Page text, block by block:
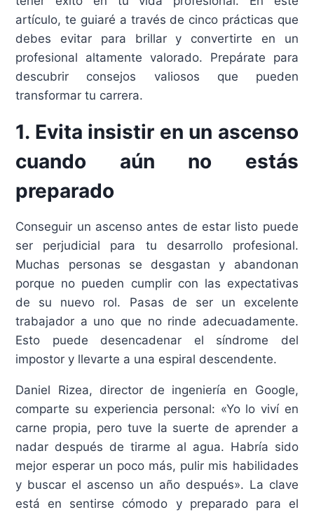
artículo, te guiaré a través de cinco prácticas que
debes evitar para brillar y convertirte en un
profesional altamente valorado. Prepárate para
descubrir consejos valiosos que pueden
transformar tu carrera.
1. Evita insistir en un ascenso
cuando aún no estás
preparado
Conseguir un ascenso antes de estar listo puede
ser perjudicial para tu desarrollo profesional.
Muchas personas se desgastan y abandonan
porque no pueden cumplir con las expectativas
de su nuevo rol. Pasas de ser un excelente
trabajador a uno que no rinde adecuadamente.
Esto puede desencadenar el síndrome del
impostor y llevarte a una espiral descendente.
Daniel Rizea, director de ingeniería en Google,
comparte su experiencia personal: «Yo lo viví en
carne propia, pero tuve la suerte de aprender a
nadar después de tirarme al agua. Habría sido
mejor esperar un poco más, pulir mis habilidades
y buscar el ascenso un año después». La clave
está en sentirse cómodo y preparado para el